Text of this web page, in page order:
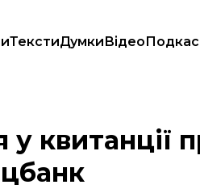
ТекстиДумкиВідео
більше не потрібно — Нацбанк
у квитанції